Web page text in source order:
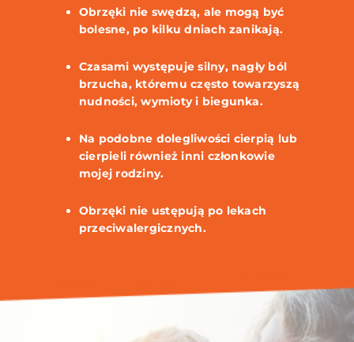
Obrzęki nie swędzą, ale mogą być
bolesne, po kilku dniach zanikają.
Czasami występuje silny, nagły ból
brzucha, któremu często towarzyszą
nudności, wymioty i biegunka.
Na podobne dolegliwości cierpią lub
cierpieli również inni członkowie
mojej rodziny.
Obrzęki nie ustępują po lekach
przeciwalergicznych.